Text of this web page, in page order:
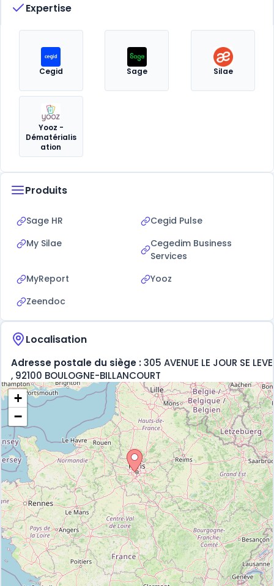
Expertise
Cegid Sage Silae
Yooz -
Dématérialis
ation
Produits
Sage HR
Cegid Pulse
My Silae
Cegedim Business
Services
MyReport
Yooz
Zeendoc
Localisation
Adresse postale du siège :305 AVENUE LE JOUR SE LEVE
, 92100 BOULOGNE-BILLANCOURT
+
−